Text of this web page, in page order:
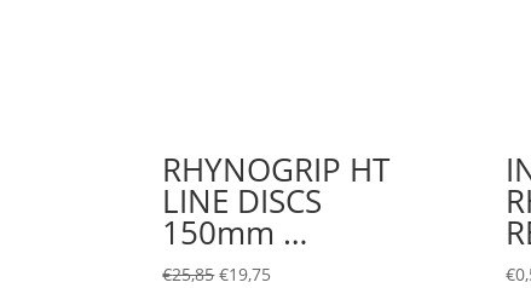
RHYNOGRIP HT
LINE DISCS
150mm …
€25,85 €19,75 €